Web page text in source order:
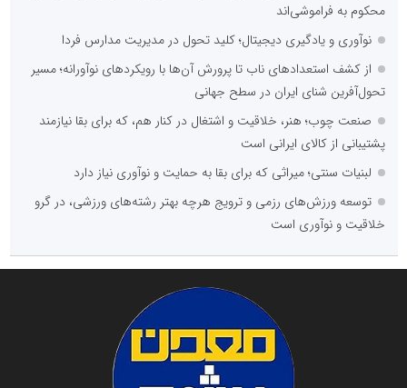
محکوم به فراموشی‌اند
نوآوری و یادگیری دیجیتال؛ کلید تحول در مدیریت مدارس فردا
از کشف استعدادهای ناب تا پرورش آن‌ها با رویکردهای نوآورانه؛ مسیر
تحول‌آفرین شنای ایران در سطح جهانی
صنعت چوب؛ هنر، خلاقیت و اشتغال در کنار هم، که برای بقا نیازمند
پشتیبانی از کالای ایرانی است
لبنیات سنتی؛ میراثی که برای بقا به حمایت و نوآوری نیاز دارد
توسعه ورزش‌های رزمی و ترویج هرچه بهتر رشته‌های ورزشی، در گرو
خلاقیت و نوآوری است